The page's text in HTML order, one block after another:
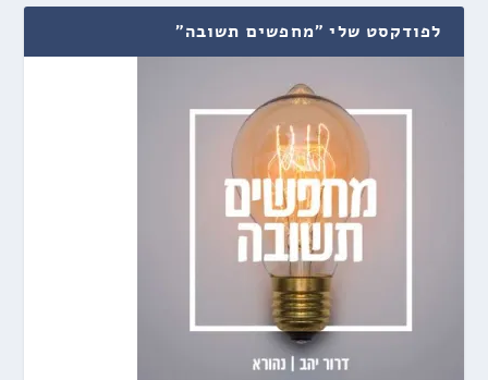
לפודקסט שלי "מחפשים תשובה"